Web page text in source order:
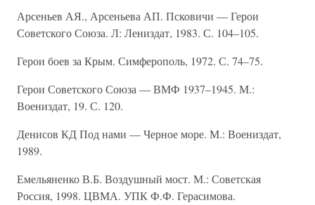
Арсеньев АЯ., Арсеньева АП. Псковичи — Герои
Советского Союза. Л: Лениздат, 1983. С. 104–105.
Герои боев за Крым. Симферополь, 1972. С. 74–75.
Герои Советского Союза — ВМФ 1937–1945. М.:
Воениздат, 19. С. 120.
Денисов КД Под нами — Черное море. М.: Воениздат,
1989.
Емельяненко В.Б. Воздушный мост. М.: Советская
Россия, 1998. ЦВМА. УПК Ф.Ф. Герасимова.